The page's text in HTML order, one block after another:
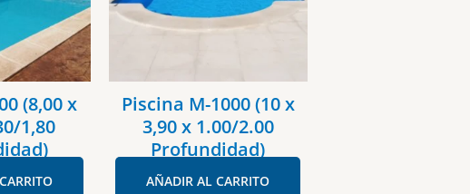
(8,00 x
1,80
Piscina M-1000 (10 x
3,90 x 1.00/2.00
Profundidad)
AÑADIR AL CARRITO